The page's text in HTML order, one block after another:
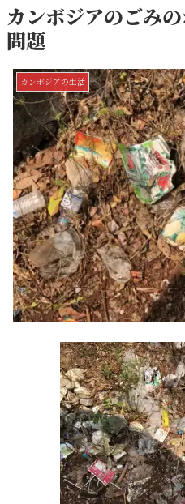
カンボジアのごみ
問題
カンボジアの生活